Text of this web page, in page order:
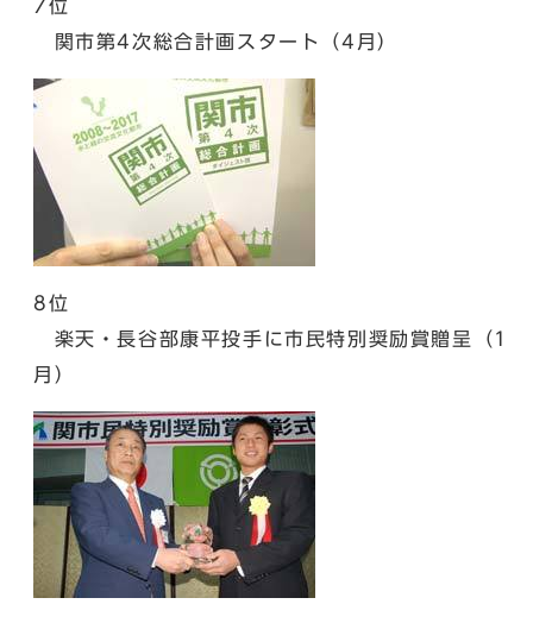
7位
関市第4次総合計画スタート（4月）
8位
楽天・長谷部康平投手に市民特別奨励賞贈呈（1
月）